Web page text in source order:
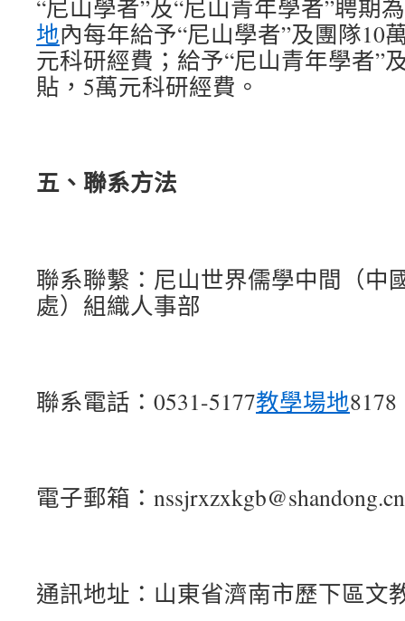
“尼山學者”及“尼山青年學者”聘期
地內每年給予“尼山學者”及團隊10
元科研經費；給予“尼山青年學者”
貼，5萬元科研經費。
五、聯系方法
聯系聯繫：尼山世界儒學中間（中
處）組織人事部
聯系電話：0531-5177教學場地8178
電子郵箱：nssjrxzxkgb@shandong.cn
通訊地址：山東省濟南市歷下區文